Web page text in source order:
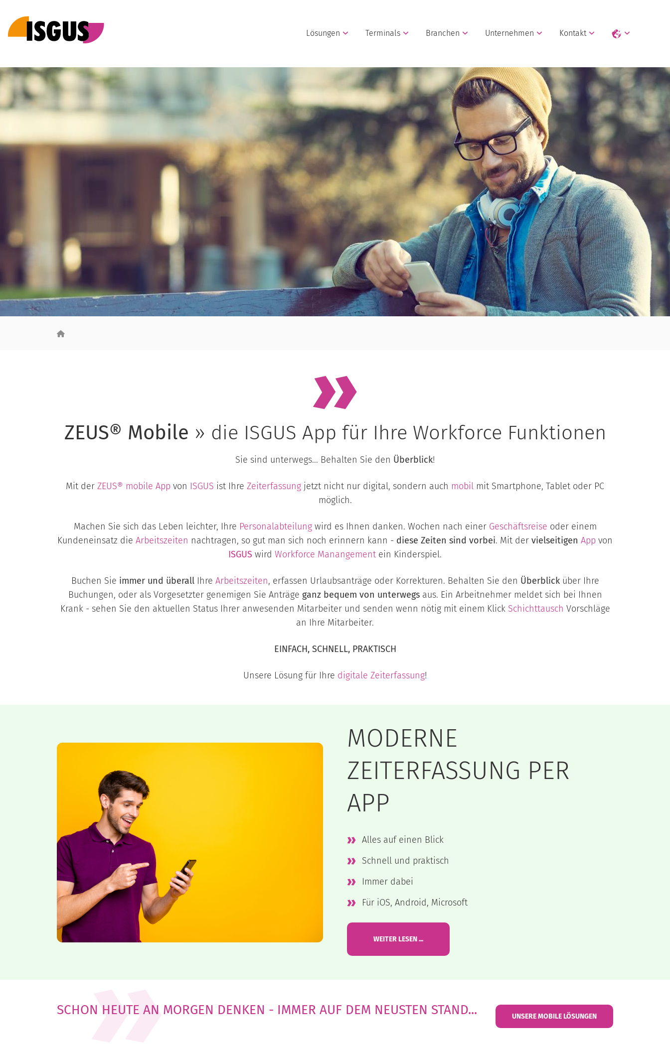
Lösungen Terminals Branchen Unternehmen Kontakt
ZEUS® Mobile » die ISGUS App für Ihre Workforce Funktionen
Sie sind unterwegs... Behalten Sie den Überblick!
Mit der ZEUS® mobile App von ISGUS ist Ihre Zeiterfassung jetzt nicht nur digital, sondern auch mobil mit Smartphone, Tablet oder PC
möglich.
Machen Sie sich das Leben leichter, Ihre Personalabteilungwird es Ihnen danken. Wochen nach einer Geschäftsreise oder einem
Kundeneinsatz die Arbeitszeiten nachtragen, so gut man sich noch erinnern kann - diese Zeiten sind vorbei. Mit der vielseitigen App von
ISGUS wird Workforce Manangement ein Kinderspiel.
Buchen Sie immer und überall Ihre Arbeitszeiten, erfassen Urlaubsanträge oder Korrekturen. Behalten Sie den Überblicküber Ihre
Buchungen, oder als Vorgesetzter genemigen Sie Anträge ganz bequem von unterwegsaus. Ein Arbeitnehmer meldet sich bei Ihnen
Krank - sehen Sie den aktuellen Status Ihrer anwesenden Mitarbeiter und senden wenn nötig mit einem Klick Schichttausch Vorschläge
an Ihre Mitarbeiter.
EINFACH, SCHNELL, PRAKTISCH
Unsere Lösung für Ihre digitale Zeiterfassung!
MODERNE
ZEITERFASSUNG PER
APP
Alles auf einen Blick
Schnell und praktisch
Immer dabei
Für iOS, Android, Microsoft
WEITER LESEN ...
SCHON HEUTE AN MORGEN DENKEN - IMMER AUF DEM NEUSTEN STAND... UNSERE MOBILE LÖSUNGEN